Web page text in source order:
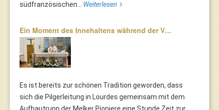
südfranzösischen... Weiterlesen
Ein Moment des Innehaltens während der V…
Es ist bereits zur schönen Tradition geworden, dass
sich die Pilgerleitung in Lourdes gemeinsam mit dem